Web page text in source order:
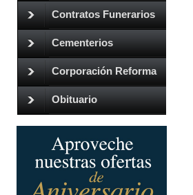
Contratos Funerarios
Cementerios
Corporación Reforma
Obituario